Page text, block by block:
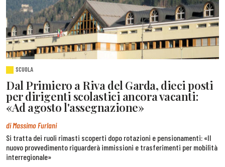
SCUOLA
Dal Primiero a Riva del Garda, dieci posti
per dirigenti scolastici ancora vacanti:
«Ad agosto l'assegnazione»
di Massimo Furlani
Si tratta dei ruoli rimasti scoperti dopo rotazioni e pensionamenti: «Il
nuovo provvedimento riguarderà immissioni e trasferimenti per mobilità
interregionale»